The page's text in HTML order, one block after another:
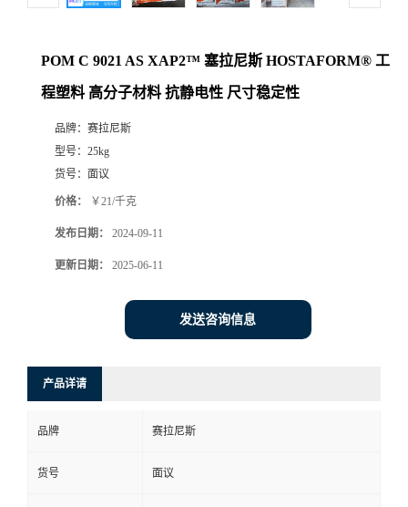
POM C 9021 AS XAP2™ 塞拉尼斯 HOSTAFORM® 工
程塑料 高分子材料 抗静电性 尺寸稳定性
品牌： 赛拉尼斯
型号： 25kg
货号： 面议
价格： ￥21/千克
发布日期： 2024-09-11
更新日期： 2025-06-11
发送咨询信息
产品详请
品牌 赛拉尼斯
货号 面议